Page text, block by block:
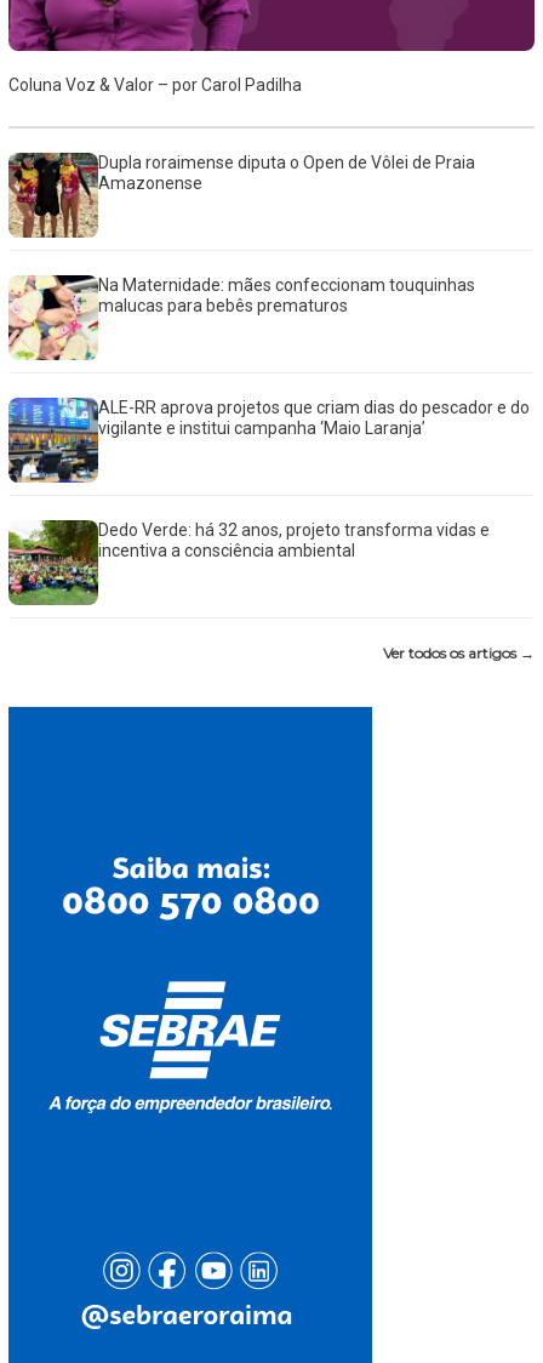
Coluna Voz & Valor – por Carol Padilha
Dupla roraimense diputa o Open de Vôlei de Praia
Amazonense
Na Maternidade: mães confeccionam touquinhas
malucas para bebês prematuros
ALE-RR aprova projetos que criam dias do pescador e do
vigilante e institui campanha ‘Maio Laranja’
Dedo Verde: há 32 anos, projeto transforma vidas e
incentiva a consciência ambiental
Ver todos os artigos →